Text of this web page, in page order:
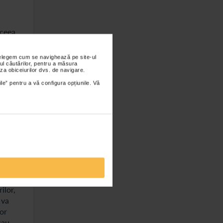
cum se navighează pe site-ul
căutărilor, pentru a măsura
obiceiurilor dvs. de navigare.
pentru a vă configura opțiunile. Vă
in